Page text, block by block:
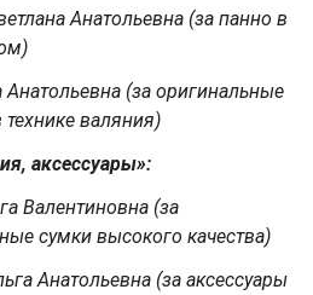
Анатольевна (за панно в
(за оригинальные
технике валяния)
аксессуары»:
Валентиновна (за
сумки высокого качества)
Анатольевна (за аксессуары